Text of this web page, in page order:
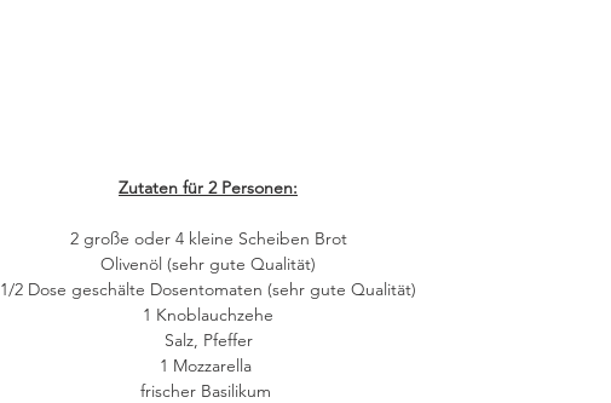
Zutaten für 2 Personen:
2 große oder 4 kleine Scheiben Brot
Olivenöl (sehr gute Qualität)
1/2 Dose geschälte Dosentomaten (sehr gute Qualität)
1 Knoblauchzehe
Salz, Pfeffer
1 Mozzarella
frischer Basilikum